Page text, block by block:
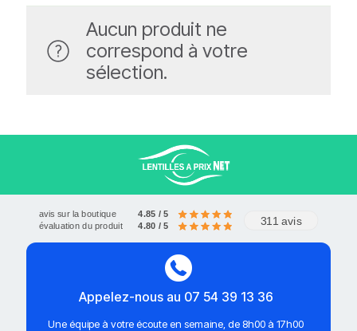
Aucun produit ne
correspond à votre
sélection.
Livraison offerte à partir de 120€
Paiements sécurisés
Service client
avis sur la boutique 4.85 / 5
évaluation du produit 4.80 / 5 311 avis
Appelez-nous au 07 54 39 13 36
Une équipe à votre écoute en semaine, de 8h00 à 17h00